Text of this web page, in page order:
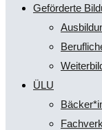
Geförderte
ÜLU